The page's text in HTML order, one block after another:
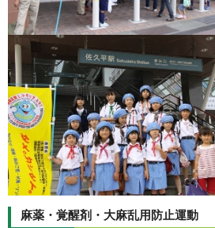
麻薬・覚醒剤・大麻乱用防止運動